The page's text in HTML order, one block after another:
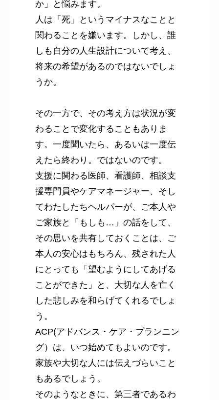
か」と悩みます。
人は「死」というマイナスなことと
関わることを嫌います。しかし、誰
しも自分の人生設計について考え、
将来の希望があるのではないでしょ
うか。
その一方で、その考え方は状況が変
わることで変化することもありま
す。一度聞いたら、あるいは一度伝
えたら終わり。ではないのです。
支援に関わる医師、看護師、相談支
援専門員やケアマネージャー、そし
てわたしたちヘルパーが、ご本人や
ご家族と「もしも…」の話をして、
その思いを共有しておくことは、ご
本人の安心はもちろん、残された人
にとっても「望むようにしてあげる
ことができた」と、大切な人を亡く
した悲しみを和らげてくれるでしょ
う。
ACP(アドバンス・ケア・プランニン
グ）は、いつ始めてもよいのです。
家族や大切な人には伝えづらいこと
もあるでしょう。
そのようなときに、第三者であるわ